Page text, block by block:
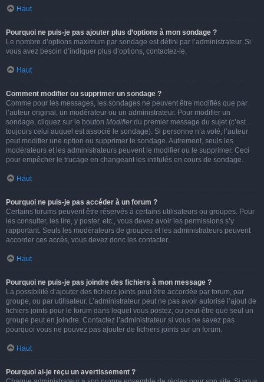
Haut
Pourquoi ne puis-je pas ajouter plus d’options à mon sondage ?
Le nombre d’options maximum par sondage est défini par l’administrateur. Si
vous avez besoin d’indiquer plus d’options, contactez-le.
Haut
Comment modifier ou supprimer un sondage ?
Comme pour les messages, les sondages ne peuvent être modifiés que par
l’auteur original, un modérateur ou un administrateur. Pour modifier un
sondage, cliquez sur le bouton Modifierdu premier message du sujet (c’est
toujours celui auquel est associé le sondage). Si personne n’a voté, l’auteur
peut modifier une option ou supprimer le sondage. Autrement, seuls les
modérateurs et les administrateurs peuvent le modifier ou le supprimer. Ceci
pour empêcher le trucage en changeant les intitulés en cours de sondage.
Haut
Pourquoi ne puis-je pas accéder à un forum ?
Certains forums peuvent être réservés à certains utilisateurs ou groupes. Pour
les consulter, les lire, y poster, etc., vous devez avoir les permissions s’y
rapportant. Seuls les modérateurs de groupes et les administrateurs peuvent
accorder ces accès, vous devez donc les contacter.
Haut
Pourquoi ne puis-je pas joindre des fichiers à mon message ?
La possibilité d’ajouter des fichiers joints peut être accordée par forum, par
groupe, ou par utilisateur. L’administrateur peut ne pas avoir autorisé l’ajout de
fichiers joints pour le forum dans lequel vous postez, ou peut-être que seul un
groupe peut en joindre. Contactez l’administrateur si vous ne savez pas
pourquoi vous ne pouvez pas ajouter de fichiers joints sur un forum.
Haut
Pourquoi ai-je reçu un avertissement ?